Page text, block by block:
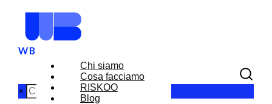
Chi siamo
Cosa facciamo
RISKOO
Blog
×